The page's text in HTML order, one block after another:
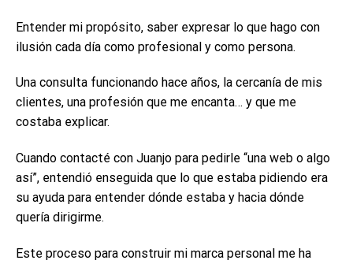
Entender mi propósito, saber expresar lo que hago con
ilusión cada día como profesional y como persona.
Una consulta funcionando hace años, la cercanía de mis
clientes, una profesión que me encanta… y que me
costaba explicar.
Cuando contacté con Juanjo para pedirle “una web o algo
así”, entendió enseguida que lo que estaba pidiendo era
su ayuda para entender dónde estaba y hacia dónde
quería dirigirme.
Este proceso para construir mi marca personal me ha